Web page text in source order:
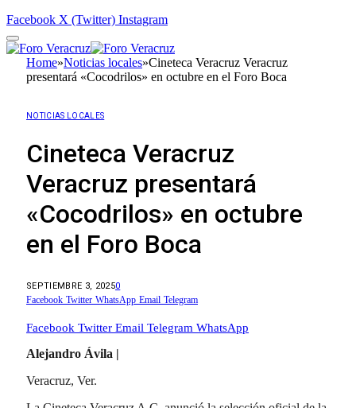
Facebook X (Twitter) Instagram
Home»Noticias locales»Cineteca Veracruz Veracruz
presentará «Cocodrilos» en octubre en el Foro Boca
NOTICIAS LOCALES
Cineteca Veracruz
Veracruz presentará
«Cocodrilos» en octubre
en el Foro Boca
SEPTIEMBRE 3, 20250
Facebook Twitter WhatsApp Email Telegram
Facebook Twitter Email Telegram WhatsApp
Alejandro Ávila |
Veracruz, Ver.